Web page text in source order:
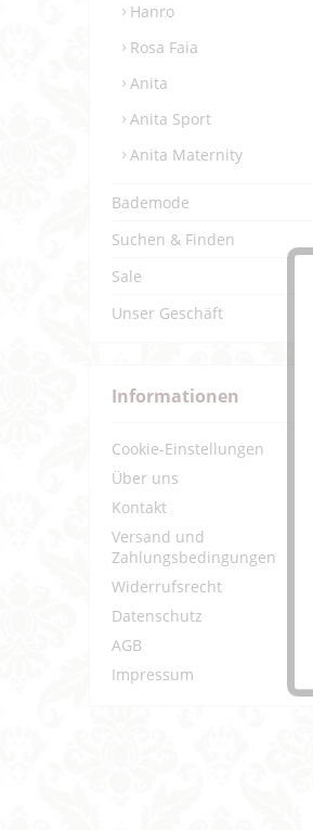
Hanro
Rosa Faia
Anita
Anita Sport
Anita Maternity
Bademode
Suchen & Finden
Sale
Unser Geschäft
Informationen
Cookie-Einstellungen
Über uns
Kontakt
Versand und
Zahlungsbedingungen
Widerrufsrecht
Datenschutz
AGB
Impressum